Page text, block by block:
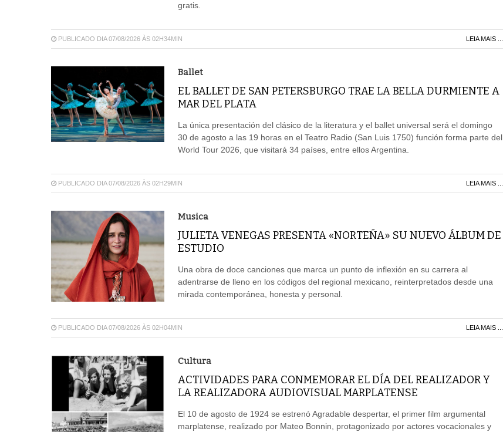
gratis.
PUBLICADO DIA 07/08/2026 ÀS 02H34MIN LEIA MAIS ...
Ballet
EL BALLET DE SAN PETERSBURGO TRAE LA BELLA DURMIENTE A
MAR DEL PLATA
La única presentación del clásico de la literatura y el ballet universal será el domingo
30 de agosto a las 19 horas en el Teatro Radio (San Luis 1750) función forma parte del
World Tour 2026, que visitará 34 países, entre ellos Argentina.
PUBLICADO DIA 07/08/2026 ÀS 02H29MIN LEIA MAIS ...
Musica
JULIETA VENEGAS PRESENTA «NORTEÑA» SU NUEVO ÁLBUM DE
ESTUDIO
Una obra de doce canciones que marca un punto de inflexión en su carrera al
adentrarse de lleno en los códigos del regional mexicano, reinterpretados desde una
mirada contemporánea, honesta y personal.
PUBLICADO DIA 07/08/2026 ÀS 02H04MIN LEIA MAIS ...
Cultura
ACTIVIDADES PARA CONMEMORAR EL DÍA DEL REALIZADOR Y
LA REALIZADORA AUDIOVISUAL MARPLATENSE
El 10 de agosto de 1924 se estrenó Agradable despertar, el primer film argumental
marplatense, realizado por Mateo Bonnin, protagonizado por actores vocacionales y